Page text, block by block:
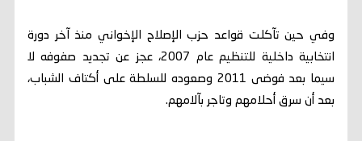
وفي حين تآكلت قواعد حزب الإصلاح الإخواني منذ آخر دورة
انتخابية داخلية للتنظيم عام 2007، عجز عن تجديد صفوفه لا
سيما بعد فوضى 2011 وصعوده للسلطة على أكتاف الشباب،
بعد أن سرق أحلامهم وتاجر بآلامهم.